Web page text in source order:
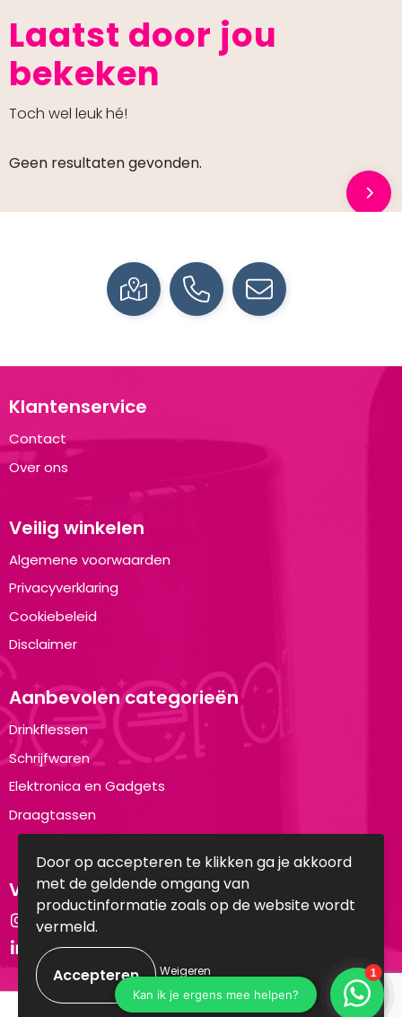
Laatst door jou
bekeken
Toch wel leuk hé!
Geen resultaten gevonden.
Klantenservice
Contact
Over ons
Veilig winkelen
Algemene voorwaarden
Privacyverklaring
Cookiebeleid
Disclaimer
Aanbevolen categorieën
Drinkflessen
Schrijfwaren
Elektronica en Gadgets
Draagtassen
Volg ons op:
Instagram
LinkedIn
© Copyright Brandyourwear.com 2025
Door op accepteren te klikken ga je akkoord
met de geldende omgang van
productinformatie zoals op de website wordt
vermeld.
Weigeren